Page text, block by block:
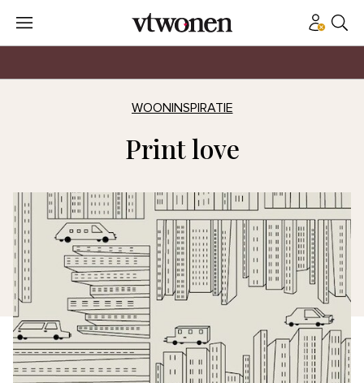
WOONINSPIRATIE
Print love